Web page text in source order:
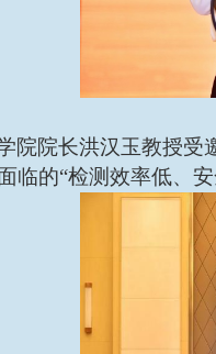
院院长洪汉玉教授受
临的“检测效率低、